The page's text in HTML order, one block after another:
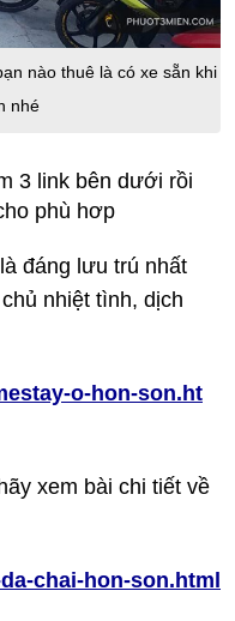
nào thuê là có xe sẵn khi
nhé
3 link bên dưới rồi
phù hơp
đáng lưu trú nhất
nhiệt tình, dịch
o-hon-son.ht
xem bài chi tiết về
chai-hon-son.html